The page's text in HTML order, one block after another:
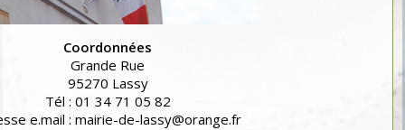
Coordonnées
Grande Rue
95270 Lassy
Tél : 01 34 71 05 82
e.mail : mairie-de-lassy@orange.fr